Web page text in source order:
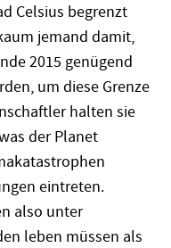
Celsius begrenzt
jemand damit,
2015 genügend
um diese Grenze
halten sie
der Planet
eintreten.
also unter
leben müssen als